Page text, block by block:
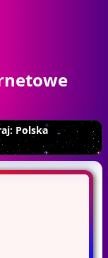
Polska